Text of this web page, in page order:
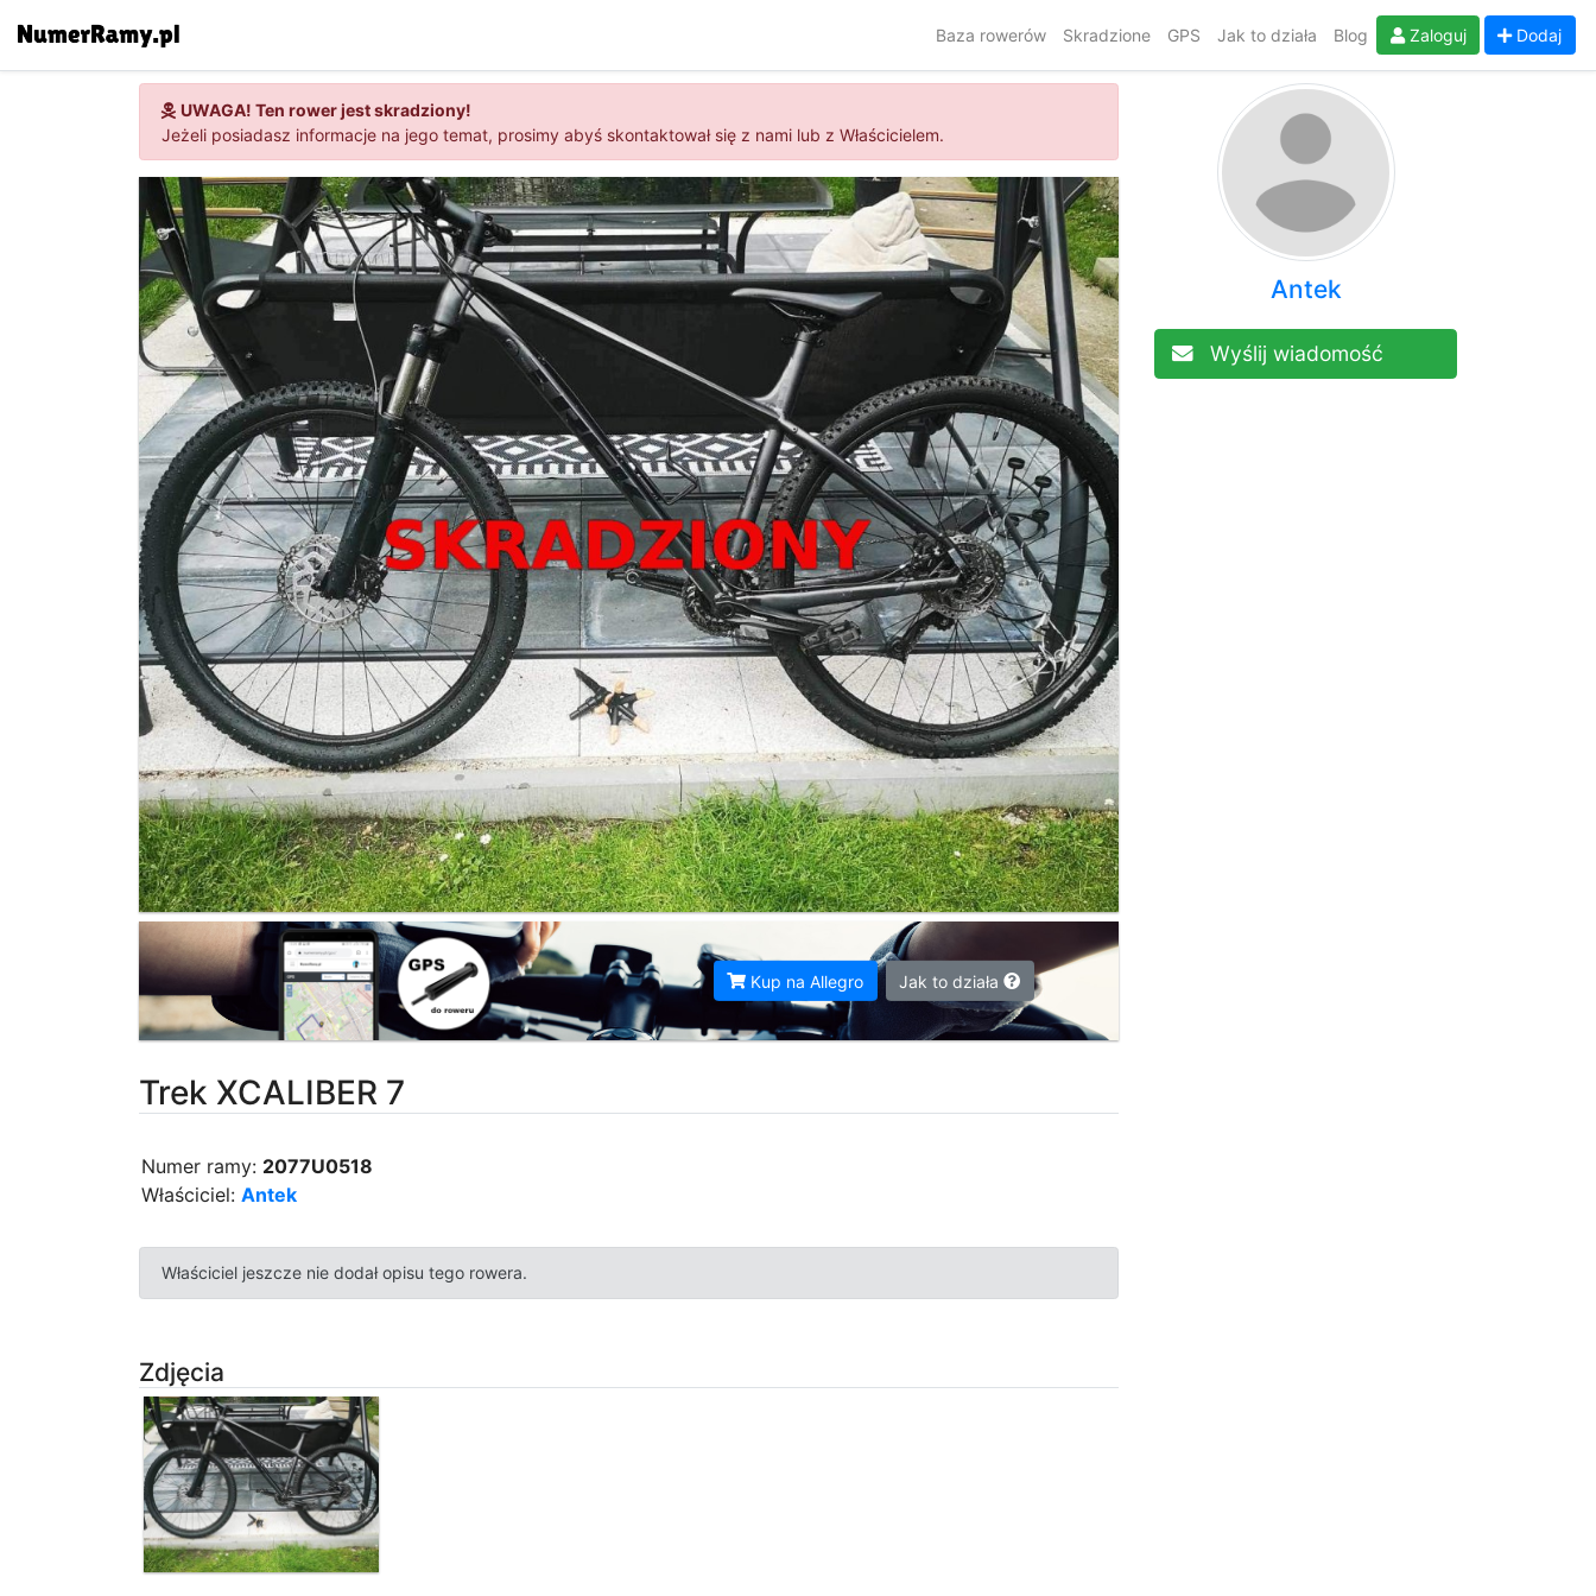
Baza rowerów Skradzione GPS Jak to działa Blog Zaloguj Dodaj
UWAGA! Ten rower jest skradziony!
Jeżeli posiadasz informacje na jego temat, prosimy abyś skontaktował się z nami lub z Właścicielem.
Kup na Allegro Jak to działa
Trek XCALIBER 7
Numer ramy: 2077U0518
Właściciel: Antek
Właściciel jeszcze nie dodał opisu tego rowera.
Zdjęcia
Antek
Wyślij wiadomość